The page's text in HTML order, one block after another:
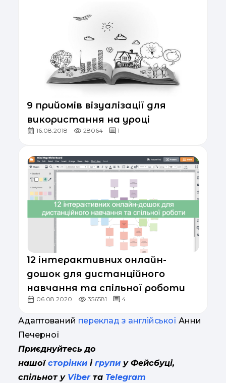
9 прийомів візуалізації для
використання на уроці
16.08.2018 28064 1
12 інтерактивних онлайн-
дошок для дистанційного
навчання та спільної роботи
06.08.2020 356581 4
Адаптований переклад з англійської Анни
Печерної
Приєднуйтесь до
нашої сторінки і групи у Фейсбуці,
спільнот у Viberта Telegram